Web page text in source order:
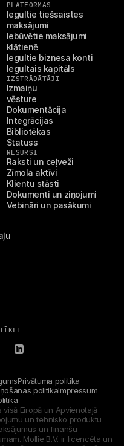
PLATFORMAS
Iegultie tiešsaistes
maksājumi
Iebūvētie maksājumi
klātienē
Iegultie biznesa konti
Iegultais kapitāls
IZSTRĀDĀTĀJI
Izmaiņu
vēsture
Dokumentācija
Integrācijas
Bibliotēkas
Statuss
RESURSI
Raksti un ceļveži
Zīmola aktīvi
Klientu stāsti
Dokumenti un ziņojumi
Vebināri un pasākumi
Privātuma politika
politikaImpressum
Eiropā un Apvienotajā
un tehnisko produktu
un finanšu
Mollie B.V. ir licencēta un